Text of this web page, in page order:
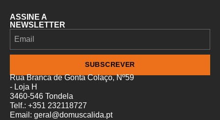
ASSINE A
NEWSLETTER
SUBSCREVER
Rua Branca de Gonta Colaço, Nº59
- Loja H
3460-546 Tondela
Telf.: +351 232118727
Email: geral@domuscalida.pt